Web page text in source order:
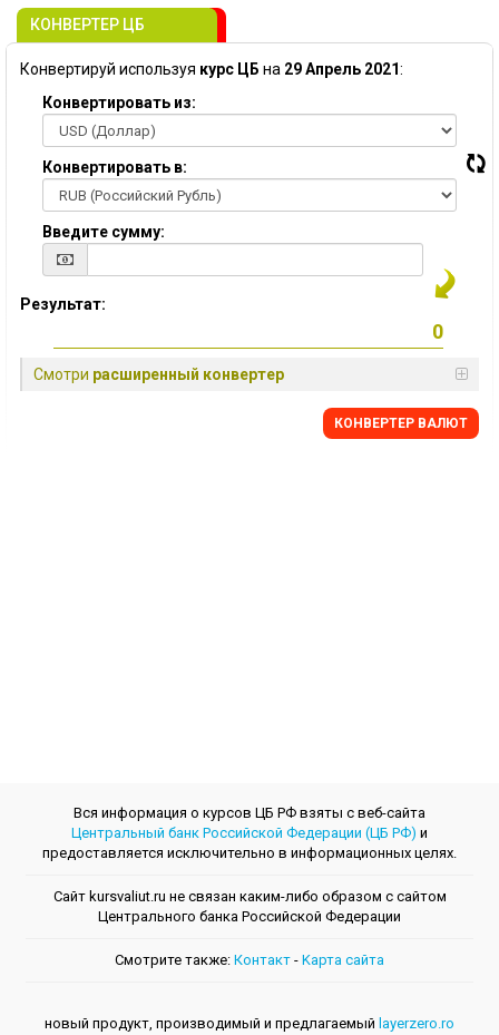
КОНВЕРТЕР ЦБ
Конвертируй используя курс ЦБ на 29 Апрель 2021:
Конвертировать из:
Конвертировать в:
Введите сумму:
Результат:
Смотри расширенный конвертер
КОНВЕРТЕР ВАЛЮТ
Вся информация о курсов ЦБ РФ взяты с веб-сайта
Центральный банк Российской Федерации (ЦБ РФ) и
предоставляется исключительно в информационных целях.
Сайт kursvaliut.ru не связан каким-либо образом с сайтом
Центрального банкa Российской Федерации
Смотрите также: Контакт - Kарта сайта
новый продукт, производимый и предлагаемый layerzero.ro